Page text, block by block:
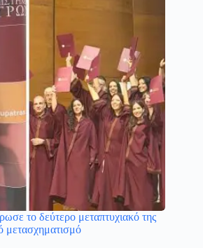
το δεύτερο μεταπτυχιακό της
μετασχηματισμό